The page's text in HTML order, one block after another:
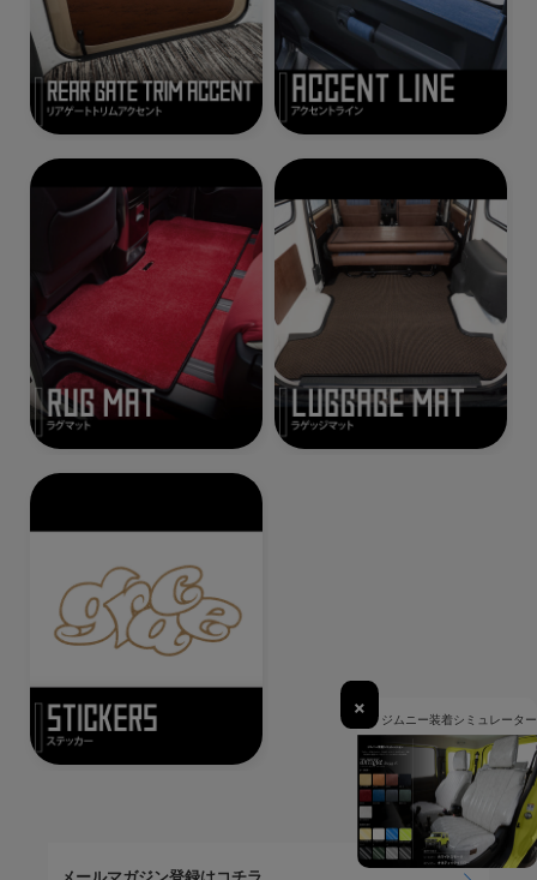
× ジムニー装着シミュレーター
メールマガジン登録はコチラ